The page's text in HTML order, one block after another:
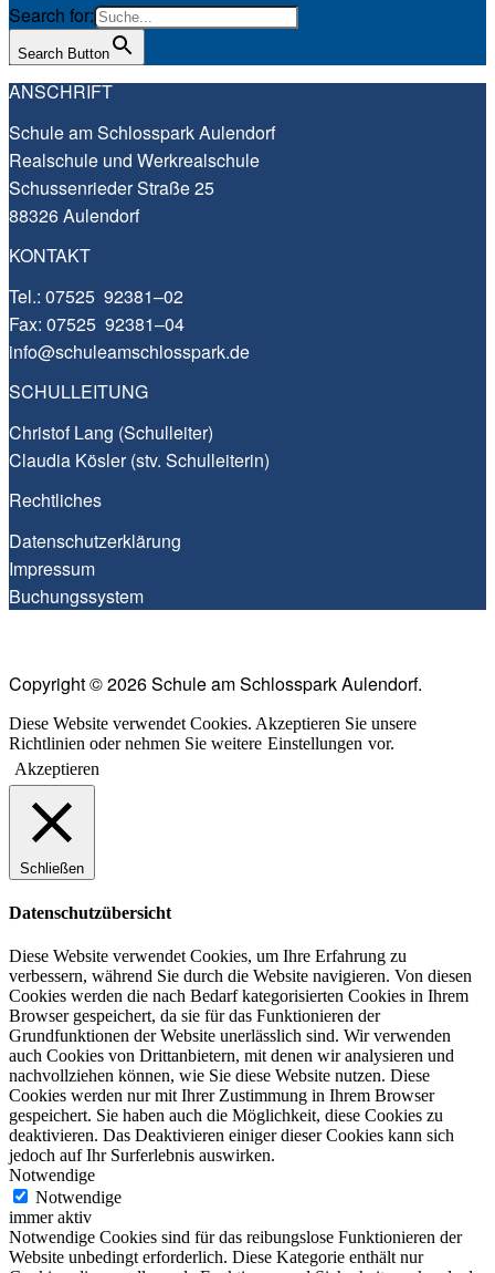
Search for:
Search Button
ANSCHRIFT
Schu­le am Schloss­park Aulendorf
Real­schu­le und Werkrealschule
Schus­sen­rie­der Stra­ße 25
88326 Aulendorf
KONTAKT
Tel.: 07525 92381–02
Fax: 07525 92381–04
info@​schuleamschlosspark.​de
SCHULLEITUNG
Christof Lang (Schul­lei­ter)
Clau­dia Kös­ler (stv. Schulleiterin)
Recht­li­ches
Daten­schutz­er­klä­rung
Impres­sum
Buchungs­sys­tem
Copyright © 2026 Schule am Schlosspark Aulendorf.
Diese Website verwendet Cookies. Akzeptieren Sie unsere
Richtlinien oder nehmen Sie weitere Einstellungen vor.
Akzeptieren
Schließen
Datenschutzübersicht
Diese Website verwendet Cookies, um Ihre Erfahrung zu
verbessern, während Sie durch die Website navigieren. Von diesen
Cookies werden die nach Bedarf kategorisierten Cookies in Ihrem
Browser gespeichert, da sie für das Funktionieren der
Grundfunktionen der Website unerlässlich sind. Wir verwenden
auch Cookies von Drittanbietern, mit denen wir analysieren und
nachvollziehen können, wie Sie diese Website nutzen. Diese
Cookies werden nur mit Ihrer Zustimmung in Ihrem Browser
gespeichert. Sie haben auch die Möglichkeit, diese Cookies zu
deaktivieren. Das Deaktivieren einiger dieser Cookies kann sich
jedoch auf Ihr Surferlebnis auswirken.
Notwendige
Notwendige
immer aktiv
Notwendige Cookies sind für das reibungslose Funktionieren der
Website unbedingt erforderlich. Diese Kategorie enthält nur